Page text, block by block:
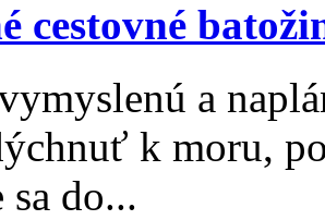
cestovné
a
k moru,
do...